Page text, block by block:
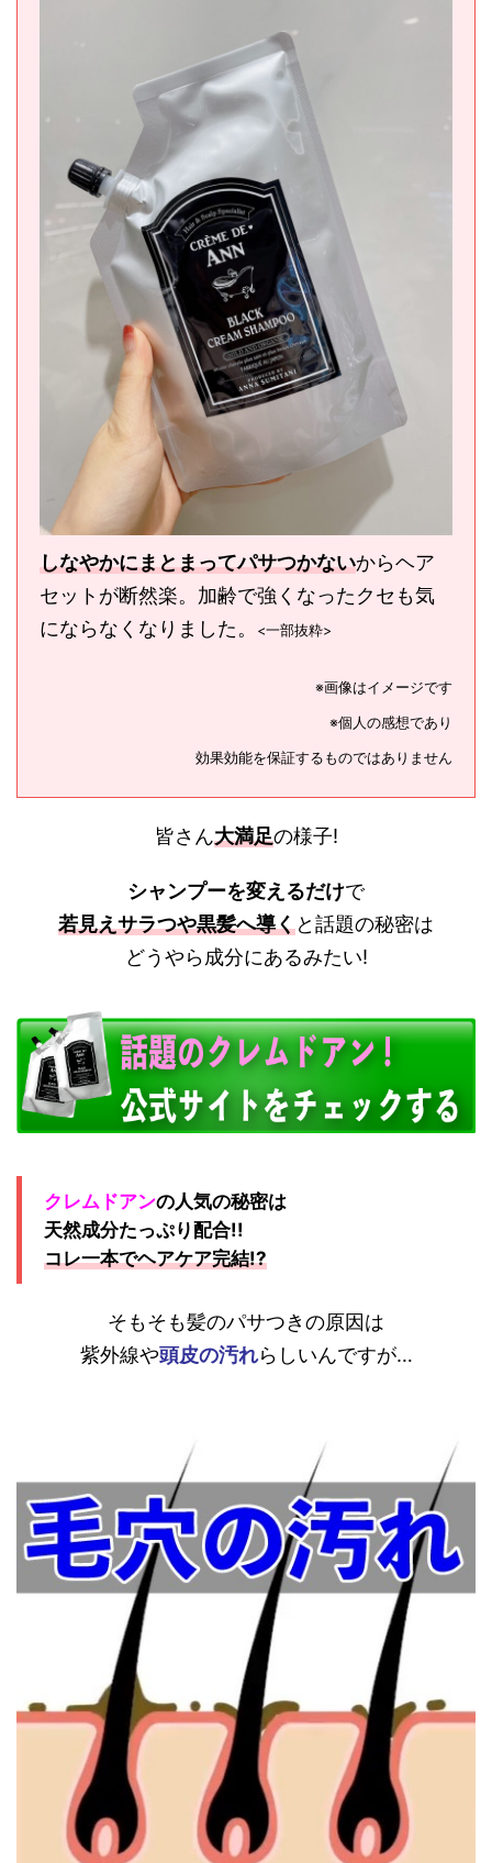
しなやかにまとまってパサつかないからヘア
セットが断然楽。 加齢で強くなったクセも気
にならなくなりました。
<一部抜粋>
※画像はイメージです
※個人の感想であり
効果効能を保証するものではありません
皆さん大満足の様子!
シャンプーを変えるだけで
若見えサラつや黒髪へ導くと話題の秘密は
どうやら成分にあるみたい!
クレムドアンの人気の秘密は
天然成分たっぷり配合!!
コレ一本でヘアケア完結!?
そもそも髪のパサつきの原因は
紫外線や頭皮の汚れらしいんですが…